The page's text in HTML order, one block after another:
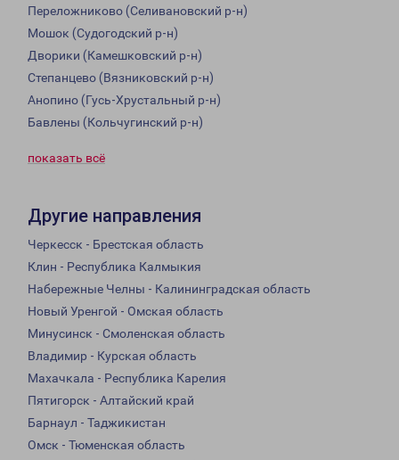
Переложниково (Селивановский р-н)
Мошок (Судогодский р-н)
Дворики (Камешковский р-н)
Степанцево (Вязниковский р-н)
Анопино (Гусь-Хрустальный р-н)
Бавлены (Кольчугинский р-н)
показать всё
Другие направления
Черкесск - Брестская область
Клин - Республика Калмыкия
Набережные Челны - Калининградская область
Новый Уренгой - Омская область
Минусинск - Смоленская область
Владимир - Курская область
Махачкала - Республика Карелия
Пятигорск - Алтайский край
Барнаул - Таджикистан
Омск - Тюменская область